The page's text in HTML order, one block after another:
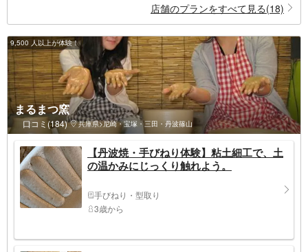
店舗のプランをすべて見る(18)
9,500 人以上が体験！
まるまつ窯
口コミ(184) 兵庫県>尼崎・宝塚・三田・丹波篠山
【丹波焼・手びねり体験】粘土細工で、土
の温かみにじっくり触れよう。
手びねり・型取り
3歳から